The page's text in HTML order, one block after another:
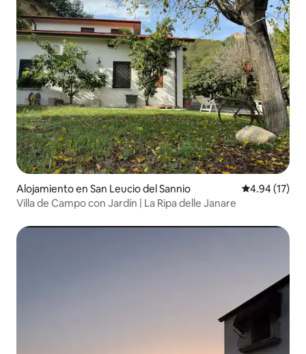
Alojamiento en San Leucio del Sannio Calificación
4.94 (17)
Villa de Campo con Jardín | La Ripa delle Janare